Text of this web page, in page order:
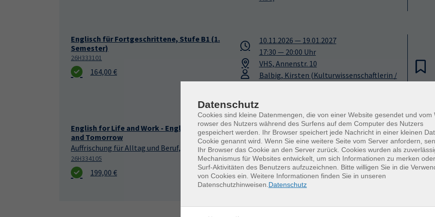
Englisch für Fortgeschrittene, Stufe B1 (1.
Semester)
26H333101
164,00 €
10.11.2026 — 19.01.2027
17:30 — 20:00 Uhr
VHS, Annenstr. 10
Balbig, Kirsten (Kulturwissenschaftlerin /
English for Life and Work - English for Today
and Tomorrow
Auffrischung für Alltag und Beruf, Stufe A2+/B1
26H334105
199,00 €
04.11.2026—13.01.2027
17:00—20:15Uhr
VHS, Annenstr. 10
Balbig, Kirsten(Kulturwissenschaftlerin /
M.A.)
Datenschutz
Cookies sind kleine Datenmengen, die von einer Website gesendet und vom
rowser des Nutzers während des Surfens auf dem Computer des Nutzers
gespeichert werden. Ihr Browser speichert jede Nachricht in einer kleinen
Cookie genannt wird. Wenn Sie eine weitere Seite vom Server anfordern,
Ihr Browser das Cookie an den Server zurück. Cookies wurden als
Mechanismus für Websites entwickelt, um sich Informationen zu merken
Surf-Aktivitäten des Benutzers aufzuzeichnen. Bitte willigen Sie in die
von Cookies ein. Weitere Informationen finden Sie in unseren
Datenschutzhinweisen. Datenschutz